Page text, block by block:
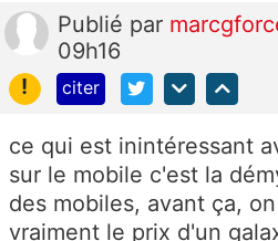
Publié par
09h16
!
citer
ce qui est inintéressant
sur le mobile c'est la
des mobiles, avant ça,
vraiment le prix d'un